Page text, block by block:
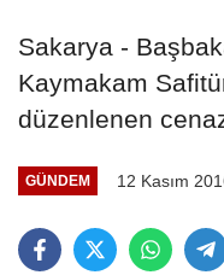
Sakarya -
Kaymakam
düzenlenen
GÜNDEM 12 Kasım